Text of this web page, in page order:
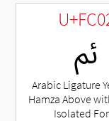
ﰂ
Arabic Ligature
Hamza Above
Isolated